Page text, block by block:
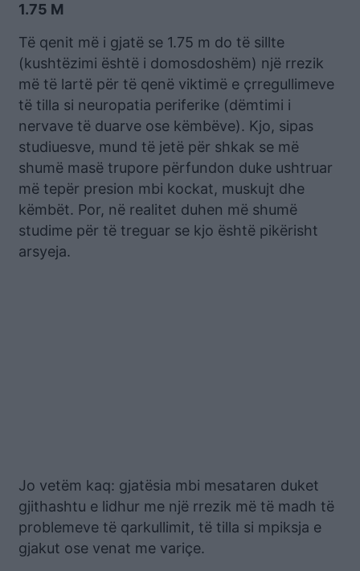
1.75 M
Të qenit më i gjatë se 1.75 m do të sillte
(kushtëzimi është i domosdoshëm) një rrezik
më të lartë për të qenë viktimë e çrregullimeve
të tilla si neuropatia periferike (dëmtimi i
nervave të duarve ose këmbëve). Kjo, sipas
studiuesve, mund të jetë për shkak se më
shumë masë trupore përfundon duke ushtruar
më tepër presion mbi kockat, muskujt dhe
këmbët. Por, në realitet duhen më shumë
studime për të treguar se kjo është pikërisht
arsyeja.
Jo vetëm kaq: gjatësia mbi mesataren duket
gjithashtu e lidhur me një rrezik më të madh të
problemeve të qarkullimit, të tilla si mpiksja e
gjakut ose venat me variçe.